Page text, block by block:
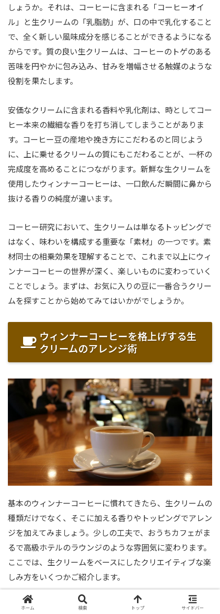
しょうか。それは、コーヒーに含まれる「コーヒーオイ
ル」と生クリームの「乳脂肪」が、口の中で乳化すること
で、全く新しい風味成分を感じることができるようになる
からです。質の良い生クリームは、コーヒーのトゲのある
苦味を円やかに包み込み、甘みを増幅させる触媒のような
役割を果たします。
安価なクリームに含まれる香料や乳化剤は、時としてコー
ヒー本来の繊細な香りを打ち消してしまうことがありま
す。コーヒー豆の産地や挽き方にこだわるのと同じよう
に、上に乗せるクリームの質にもこだわることが、一杯の
完成度を高めることにつながります。新鮮な生クリームを
使用したウィンナーコーヒーは、一口飲んだ瞬間に鼻から
抜ける香りの純度が違います。
コーヒー研究において、生クリームは単なるトッピングで
はなく、味わいを構成する重要な「素材」の一つです。素
材同士の相乗効果を理解することで、これまで以上にウィ
ンナーコーヒーの世界が深く、楽しいものに変わっていく
ことでしょう。まずは、お気に入りの豆に一番合うクリー
ムを探すことから始めてみてはいかがでしょうか。
ウィンナーコーヒーを格上げする生
クリームのアレンジ術
基本のウィンナーコーヒーに慣れてきたら、生クリームの
種類だけでなく、そこに加える香りやトッピングでアレン
ジを加えてみましょう。少しの工夫で、おうちカフェがま
るで高級ホテルのラウンジのような雰囲気に変わります。
ここでは、生クリームをベースにしたクリエイティブな楽
しみ方をいくつかご紹介します。
香りを楽しむフレーバーホイップの作り方
ホーム 検索 トップ サイドバー